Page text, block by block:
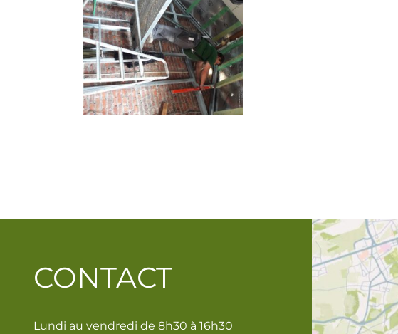
CONTACT
Lundi au vendredi de 8h30 à 16h30